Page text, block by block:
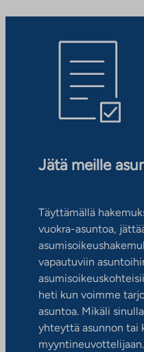
Jätä meille
Täyttämällä
vuokra-asuntoa,
vapautuviin
heti kun voimme
asuntoa. Mikäli
yhteyttä asunnon tai
myyntineuvottelijaan.